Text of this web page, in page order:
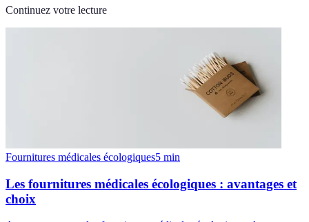
Continuez votre lecture
Fournitures médicales écologiques5 min
Les fournitures médicales écologiques : avantages et
choix